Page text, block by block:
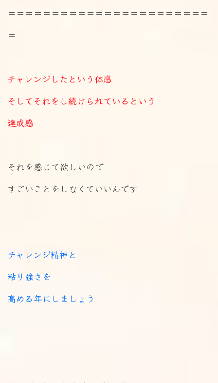
＝＝＝＝＝＝＝＝＝＝＝＝＝＝＝＝＝＝＝＝＝＝＝
＝
チャレンジしたという体感
そしてそれをし続けられているという
達成感
それを感じて欲しいので
すごいことをしなくていいんです
チャレンジ精神と
粘り強さを
高める年にしましょう